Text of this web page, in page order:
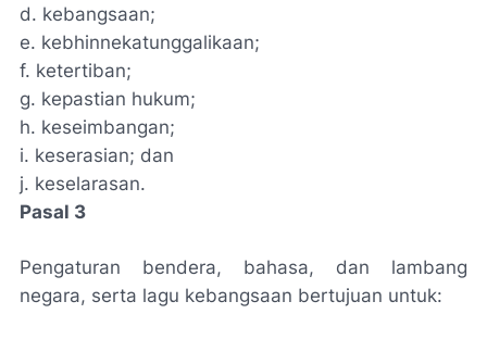
d. kebangsaan;
e. kebhinnekatunggalikaan;
f. ketertiban;
g. kepastian hukum;
h. keseimbangan;
i. keserasian; dan
j. keselarasan.
Pasal 3
Pengaturan bendera, bahasa, dan lambang
negara, serta lagu kebangsaan bertujuan untuk: